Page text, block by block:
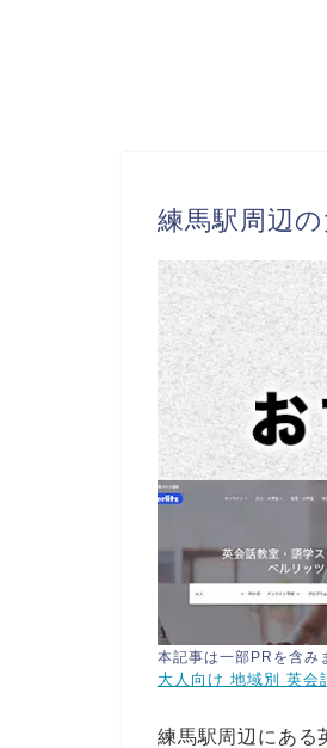
練馬駅周辺
本記事は一部PRを含み
大人向け 地域別 英会
練馬駅周辺にある